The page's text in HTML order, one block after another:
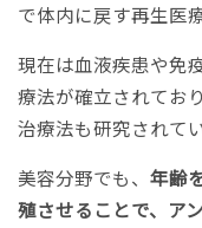
で体内に戻す再生医
現在は血液疾患や免
療法が確立されてお
治療法も研究されてい
美容分野でも、 年齢
殖させることで、ア